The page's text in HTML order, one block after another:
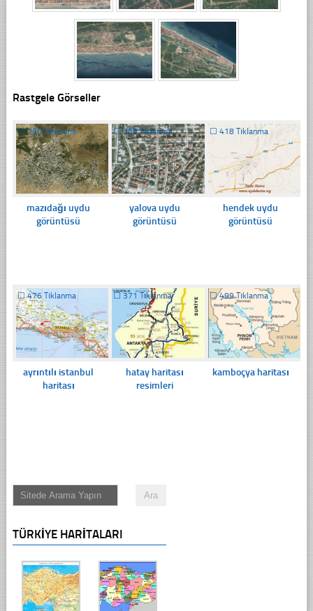
Rastgele Görseller
☐256 Tıklanma
mazıdağı uydu
görüntüsü
☐358 Tıklanma
yalova uydu
görüntüsü
☐ 418 Tıklanma
hendek uydu
görüntüsü
☐476 Tıklanma
ayrıntılı istanbul
haritası
☐371 Tıklanma
hatay haritası
resimleri
☐499 Tıklanma
kamboçya haritası
TÜRKIYE HARITALARI